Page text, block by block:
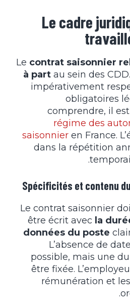
Le cadre
Le contrat saisonnier
à part au sein des
impérativement
obligatoires
comprendre, il
régime des
saisonnier en France.
dans la répétition
Spécificités et contenu
Le contrat saisonnier
être écrit avec la
données du poste
L’absence de
possible, mais une
être fixée.
rémunération et